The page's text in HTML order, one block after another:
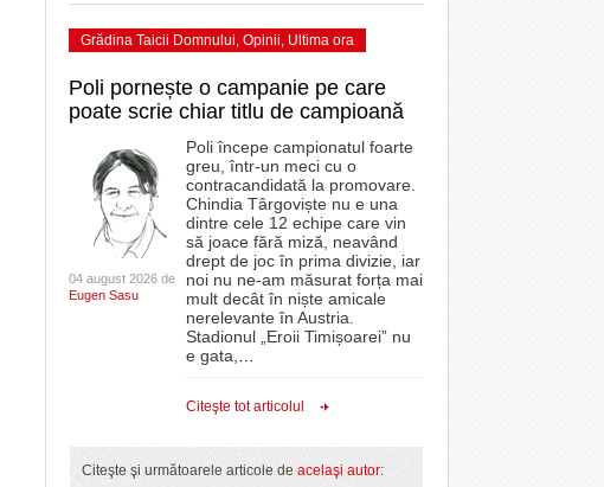
Grădina Taicii Domnului, Opinii, Ultima ora
Poli pornește o campanie pe care
poate scrie chiar titlu de campioană
04 august 2026 de
Eugen Sasu
Poli începe campionatul foarte
greu, într-un meci cu o
contracandidată la promovare.
Chindia Târgoviște nu e una
dintre cele 12 echipe care vin
să joace fără miză, neavând
drept de joc în prima divizie, iar
noi nu ne-am măsurat forța mai
mult decât în niște amicale
nerelevante în Austria.
Stadionul „Eroii Timișoarei” nu
e gata,
Citeşte tot articolul
Citeşte şi următoarele articole de acelaşi autor: